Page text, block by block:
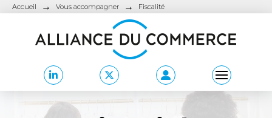
Accueil → Vous accompagner → Fiscalité